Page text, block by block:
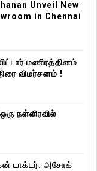
Unveil New
in Chennai
மணிரத்தினம்
விமர்சனம் !
நள்ளிரவில்
டாக்டர். அசோக்